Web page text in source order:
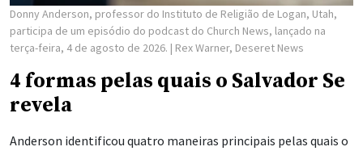
Donny Anderson, professor do Instituto de Religião de Logan, Utah,
participa de um episódio do podcast do Church News, lançado na
terça-feira, 4 de agosto de 2026. | Rex Warner, Deseret News
4 formas pelas quais o Salvador Se
revela
Anderson identificou quatro maneiras principais pelas quais o